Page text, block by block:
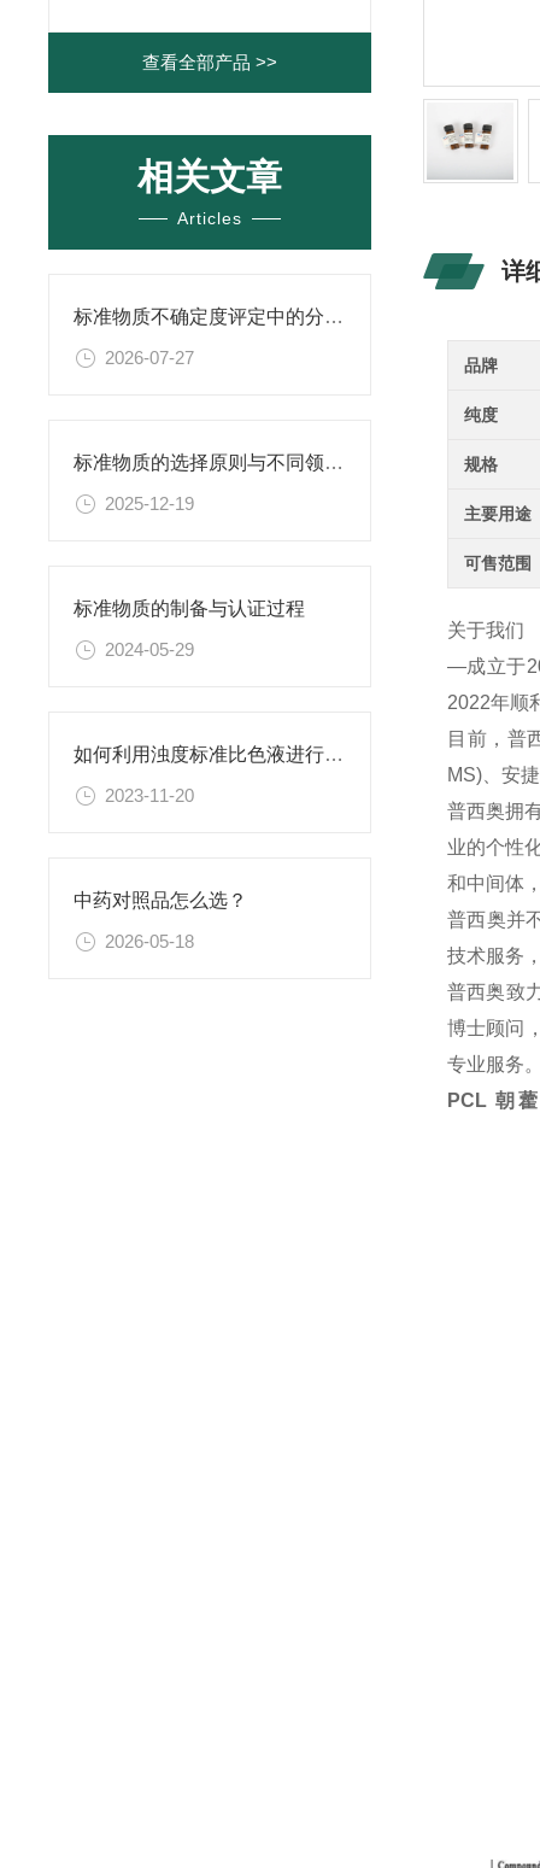
查看全部产品 >>
相关文章
Articles
标准物质不确定度评定中的分量识别与量化计算方法
2026-07-27
标准物质的选择原则与不同领域应用匹配性分析
2025-12-19
标准物质的制备与认证过程
2024-05-29
如何利用浊度标准比色液进行水体生态系统的研究？
2023-11-20
中药对照品怎么选？
2026-05-18
详
品牌
纯度
规格
主要用途
可售范围
关于我们
—成立于
2022年顺
目前，普
MS)、安
普西奥拥
业的个性
和中间体
普西奥并
技术服务
普西奥致
博士顾问
专业服务
PCL 朝